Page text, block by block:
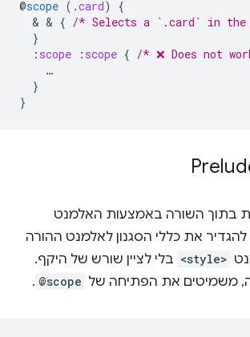
@scope ( .card)
{
  & &
{ /* Selects a `.card` in the
}
: scope : scope { /* ❌ Does not
…
}
}
בתוך השורה באמצעות האלמנט
את כללי הסגנון לאלמנט ההורה
<style> בלי לציין שורש של היקף.
משמיטים את הפתיחה של @scope
.